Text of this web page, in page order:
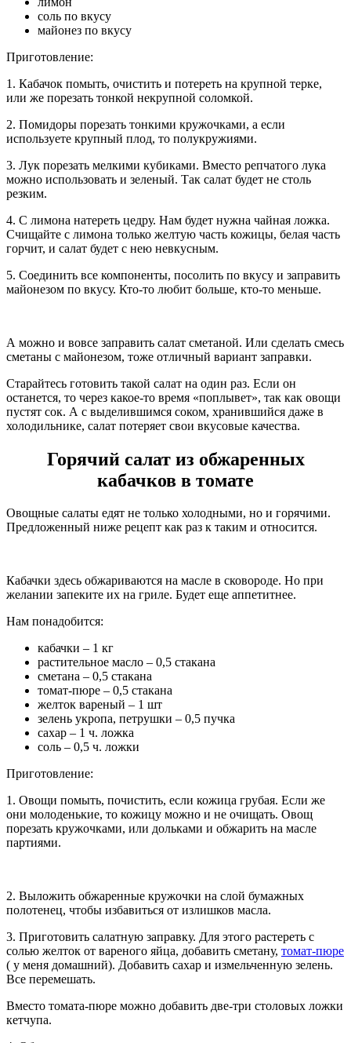
соль по вкусу
майонез по вкусу
Приготовление:
1. Кабачок помыть, очистить и потереть на крупной терке,
или же порезать тонкой некрупной соломкой.
2. Помидоры порезать тонкими кружочками, а если
используете крупный плод, то полукружиями.
3. Лук порезать мелкими кубиками. Вместо репчатого лука
можно использовать и зеленый. Так салат будет не столь
резким.
4. С лимона натереть цедру. Нам будет нужна чайная ложка.
Счищайте с лимона только желтую часть кожицы, белая часть
горчит, и салат будет с нею невкусным.
5. Соединить все компоненты, посолить по вкусу и заправить
майонезом по вкусу. Кто-то любит больше, кто-то меньше.
А можно и вовсе заправить салат сметаной. Или сделать смесь
сметаны с майонезом, тоже отличный вариант заправки.
Старайтесь готовить такой салат на один раз. Если он
останется, то через какое-то время «поплывет», так как овощи
пустят сок. А с выделившимся соком, хранившийся даже в
холодильнике, салат потеряет свои вкусовые качества.
Горячий салат из обжаренных
кабачков в томате
Овощные салаты едят не только холодными, но и горячими.
Предложенный ниже рецепт как раз к таким и относится.
Кабачки здесь обжариваются на масле в сковороде. Но при
желании запеките их на гриле. Будет еще аппетитнее.
Нам понадобится:
кабачки – 1 кг
растительное масло – 0,5 стакана
сметана – 0,5 стакана
томат-пюре – 0,5 стакана
желток вареный – 1 шт
зелень укропа, петрушки – 0,5 пучка
сахар – 1 ч. ложка
соль – 0,5 ч. ложки
Приготовление:
1. Овощи помыть, почистить, если кожица грубая. Если же
они молоденькие, то кожицу можно и не очищать. Овощ
порезать кружочками, или дольками и обжарить на масле
партиями.
2. Выложить обжаренные кружочки на слой бумажных
полотенец, чтобы избавиться от излишков масла.
3. Приготовить салатную заправку. Для этого растереть с
солью желток от вареного яйца, добавить сметану, томат-пюре
( у меня домашний). Добавить сахар и измельченную зелень.
Все перемешать.
Вместо томата-пюре можно добавить две-три столовых ложки
кетчупа.